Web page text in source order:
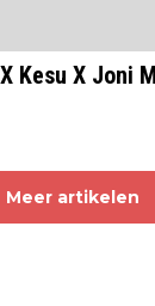
Kesu X Joni
Meer artikelen